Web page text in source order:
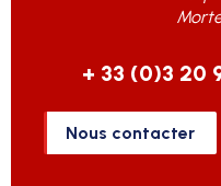
+ 33 (0)3 20
Nous contacter